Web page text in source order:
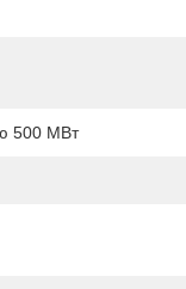
500 МВт